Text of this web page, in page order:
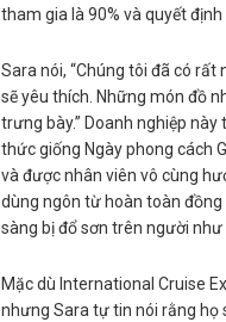
tham gia là 90% và quyết
Sara nói, “Chúng tôi đã có
sẽ yêu thích. Những món đồ
trưng bày.” Doanh nghiệp
thức giống Ngày phong cách
và được nhân viên vô cùng
dùng ngôn từ hoàn toàn
sàng bị đổ sơn trên người
Mặc dù International Cruise
nhưng Sara tự tin nói rằng họ